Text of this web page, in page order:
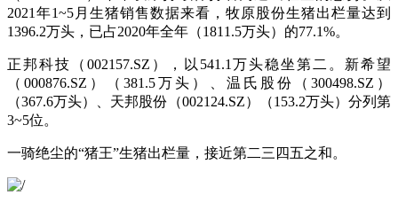
2021年1~5月生猪销售数据来看，牧原股份生猪出栏量达到
1396.2万头，已占2020年全年（1811.5万头）的77.1%。
正邦科技（002157.SZ），以541.1万头稳坐第二。新希望
（000876.SZ）（381.5万头）、温氏股份（300498.SZ）
（367.6万头）、天邦股份（002124.SZ）（153.2万头）分列第
3~5位。
一骑绝尘的“猪王”生猪出栏量，接近第二三四五之和。